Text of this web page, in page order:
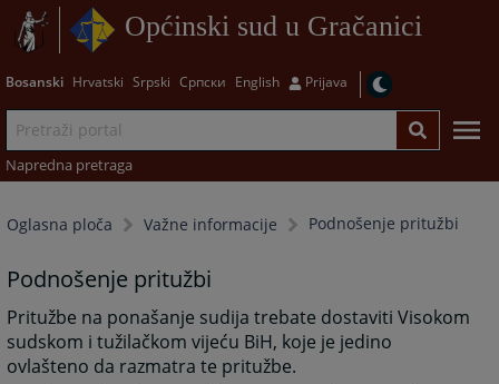
Općinski sud u Gračanici
Bosanski Hrvatski Srpski Српски English Prijava
Napredna pretraga
Oglasna ploča Važne informacije Podnošenje pritužbi
Podnošenje pritužbi
Pritužbe na ponašanje sudija trebate dostaviti Visokom
sudskom i tužilačkom vijeću BiH, koje je jedino
ovlašteno da razmatra te pritužbe.